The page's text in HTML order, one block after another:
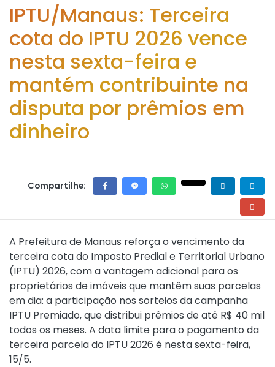
IPTU/Manaus: Terceira
cota do IPTU 2026 vence
nesta sexta-feira e
mantém contribuinte na
disputa por prêmios em
dinheiro
Compartilhe:
A Prefeitura de Manaus reforça o vencimento da
terceira cota do Imposto Predial e Territorial Urbano
(IPTU) 2026, com a vantagem adicional para os
proprietários de imóveis que mantêm suas parcelas
em dia: a participação nos sorteios da campanha
IPTU Premiado, que distribui prêmios de até R$ 40 mil
todos os meses. A data limite para o pagamento da
terceira parcela do IPTU 2026 é nesta sexta-feira,
15/5.